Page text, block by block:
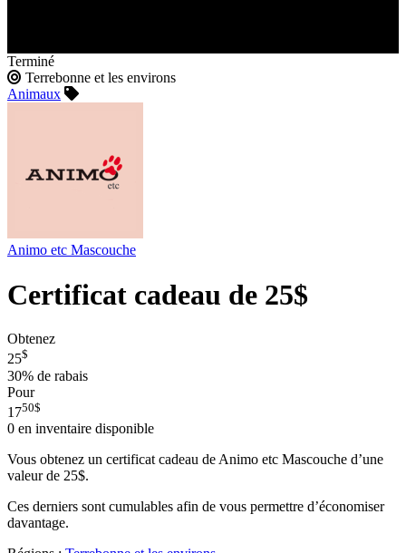
Terminé
Terrebonne et les environs
Animaux
Animo etc Mascouche
Certificat cadeau de 25$
Obtenez
25$
30% de rabais
Pour
1750$
0 en inventaire disponible
Vous obtenez un certificat cadeau de Animo etc Mascouche d’une
valeur de 25$.
Ces derniers sont cumulables afin de vous permettre d’économiser
davantage.